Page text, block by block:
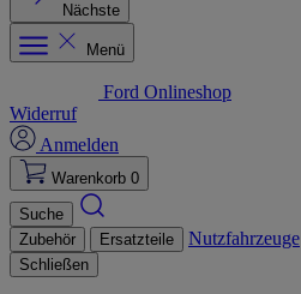
Nächste
Menü
Ford Onlineshop
Widerruf
Anmelden
Warenkorb 0
Suche
Zubehör
Ersatzteile Nutzfahrzeuge
Schließen